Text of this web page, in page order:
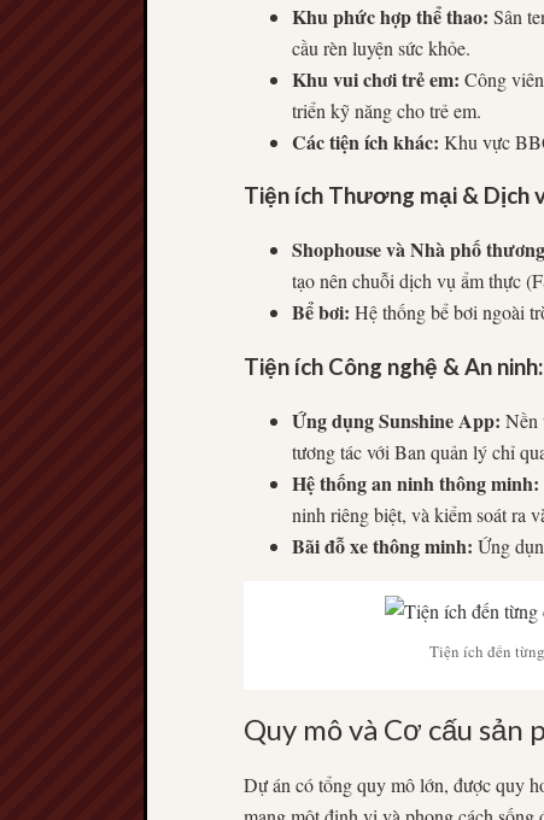
Khu phức hợp thể thao: Sân
cầu rèn luyện sức khỏe.
Khu vui chơi trẻ em: Công
triển kỹ năng cho trẻ em.
Các tiện ích khác: Khu vực
Tiện ích Thương mại & Dịch
Shophouse và Nhà phố
tạo nên chuỗi dịch vụ ẩm thực (
Bể bơi: Hệ thống bể bơi ngoài
Tiện ích Công nghệ & An ninh:
Ứng dụng Sunshine App: Nền
tương tác với Ban quản lý chỉ
Hệ thống an ninh thông minh:
ninh riêng biệt, và kiểm soát ra
Bãi đỗ xe thông minh: Ứng
Tiện ích đến
Quy mô và Cơ cấu sản
Dự án có tổng quy mô lớn, được quy